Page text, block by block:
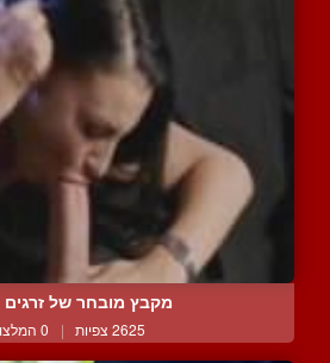
מקבץ מובחר של זרגים
2625 צפיות | 0 המלצות